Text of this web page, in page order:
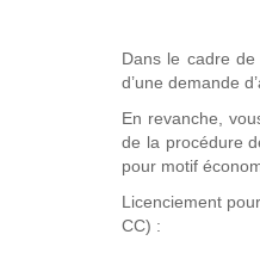
Dans le cadre
d’une demande
En revanche,
de la procédure
pour motif
Licenciement
CC) :